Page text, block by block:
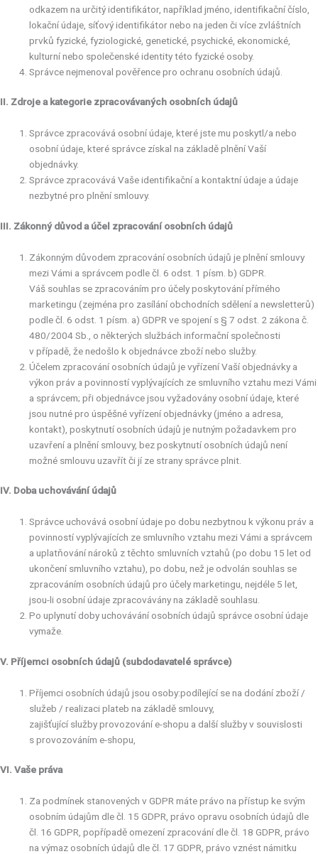
odkazem na určitý identifikátor, například jméno, identifikační číslo,
lokační údaje, síťový identifikátor nebo na jeden či více zvláštních
prvků fyzické, fyziologické, genetické, psychické, ekonomické,
kulturní nebo společenské identity této fyzické osoby.
Správce nejmenoval pověřence pro ochranu osobních údajů.
II. Zdroje a kategorie zpracovávaných osobních údajů
Správce zpracovává osobní údaje, které jste mu poskytl/a nebo
osobní údaje, které správce získal na základě plnění Vaší
objednávky.
Správce zpracovává Vaše identifikační a kontaktní údaje a údaje
nezbytné pro plnění smlouvy.
III. Zákonný důvod a účel zpracování osobních údajů
Zákonným důvodem zpracování osobních údajů je plnění smlouvy
mezi Vámi a správcem podle čl. 6 odst. 1 písm. b) GDPR.
Váš souhlas se zpracováním pro účely poskytování přímého
marketingu (zejména pro zasílání obchodních sdělení a newsletterů)
podle čl. 6 odst. 1 písm. a) GDPR ve spojení s § 7 odst. 2 zákona č.
480/2004 Sb., o některých službách informační společnosti
v případě, že nedošlo k objednávce zboží nebo služby.
Účelem zpracování osobních údajů je vyřízení Vaší objednávky a
výkon práv a povinností vyplývajících ze smluvního vztahu mezi Vámi
a správcem; při objednávce jsou vyžadovány osobní údaje, které
jsou nutné pro úspěšné vyřízení objednávky (jméno a adresa,
kontakt), poskytnutí osobních údajů je nutným požadavkem pro
uzavření a plnění smlouvy, bez poskytnutí osobních údajů není
možné smlouvu uzavřít či jí ze strany správce plnit.
IV. Doba uchovávání údajů
Správce uchovává osobní údaje po dobu nezbytnou k výkonu práv a
povinností vyplývajících ze smluvního vztahu mezi Vámi a správcem
a uplatňování nároků z těchto smluvních vztahů (po dobu 15 let od
ukončení smluvního vztahu), po dobu, než je odvolán souhlas se
zpracováním osobních údajů pro účely marketingu, nejdéle 5 let,
jsou-li osobní údaje zpracovávány na základě souhlasu.
Po uplynutí doby uchovávání osobních údajů správce osobní údaje
vymaže.
V. Příjemci osobních údajů (subdodavatelé správce)
Příjemci osobních údajů jsou osoby:podílející se na dodání zboží /
služeb / realizaci plateb na základě smlouvy,
zajišťující služby provozování e-shopu a další služby v souvislosti
s provozováním e-shopu,
VI. Vaše práva
Za podmínek stanovených v GDPR máte právo na přístup ke svým
osobním údajům dle čl. 15 GDPR, právo opravu osobních údajů dle
čl. 16 GDPR, popřípadě omezení zpracování dle čl. 18 GDPR, právo
na výmaz osobních údajů dle čl. 17 GDPR, právo vznést námitku